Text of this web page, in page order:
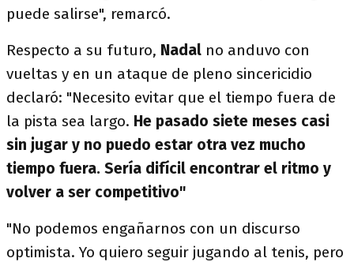
puede salirse", remarcó.
Respecto a su futuro, Nadal no anduvo con
vueltas y en un ataque de pleno sincericidio
declaró: "Necesito evitar que el tiempo fuera de
la pista sea largo. He pasado siete meses casi
sin jugar y no puedo estar otra vez mucho
tiempo fuera. Sería difícil encontrar el ritmo y
volver a ser competitivo"
"No podemos engañarnos con un discurso
optimista. Yo quiero seguir jugando al tenis, pero